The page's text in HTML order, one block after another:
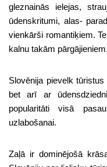
gleznainās ielejas,
ūdenskritumi, alas-
vienkārši romantiķiem.
kalnu takām pārgājieniem.
Slovēnija pievelk
bet arī ar
popularitāti visā
uzlabošanai.
Zaļā ir dominējošā